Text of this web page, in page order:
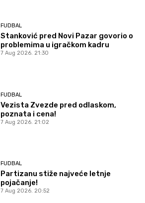
FUDBAL
Stanković pred Novi Pazar govorio o
problemima u igračkom kadru
7 Aug 2026. 21:30
FUDBAL
Vezista Zvezde pred odlaskom,
poznata i cena!
7 Aug 2026. 21:02
FUDBAL
Partizanu stiže najveće letnje
pojačanje!
7 Aug 2026. 20:52